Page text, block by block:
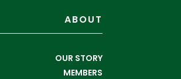
ABOUT
OUR STORY
MEMBERS